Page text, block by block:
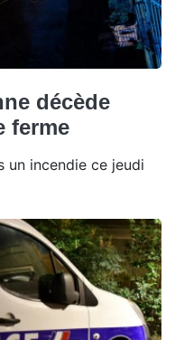
décède
ferme
un incendie ce jeudi